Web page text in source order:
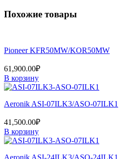
Похожие товары
Pioneer KFR50MW/KOR50MW
61,900.00₽
В корзину
Aeronik ASI-07ILK3/ASO-07ILK1
41,500.00₽
В корзину